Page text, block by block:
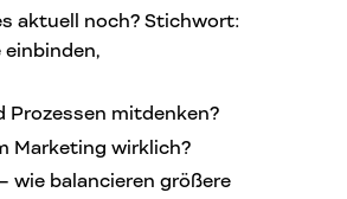
aktuell noch? Stichwort:
einbinden,
Prozessen mitdenken?
Marketing wirklich?
wie balancieren größere